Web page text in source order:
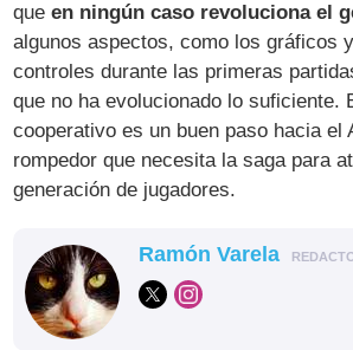
queen ningún caso revoluciona el
algunos aspectos, como los gráficos
controles durante las primeras
que no ha evolucionado lo suficiente.
cooperativo es un buen paso hacia el
rompedor que necesita la saga para
generación de jugadores.
Ramón Varela